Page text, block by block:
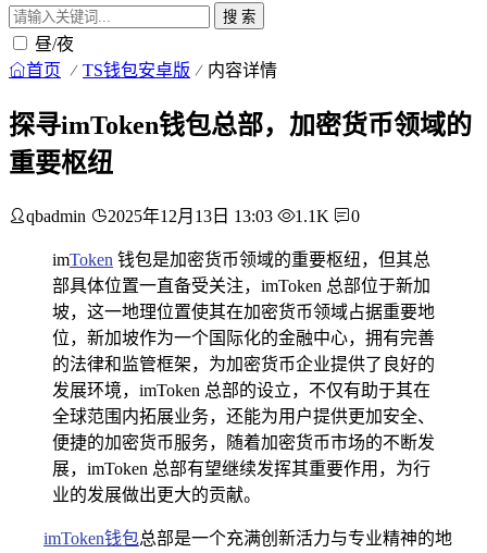
搜 索
昼/夜
首页 TS钱包安卓版 内容详情
探寻imToken钱包总部，加密货币领域的
重要枢纽
qbadmin 2025年12月13日 13:03 1.1K 0
imToken 钱包是加密货币领域的重要枢纽，但其总
部具体位置一直备受关注，imToken 总部位于新加
坡，这一地理位置使其在加密货币领域占据重要地
位，新加坡作为一个国际化的金融中心，拥有完善
的法律和监管框架，为加密货币企业提供了良好的
发展环境，imToken 总部的设立，不仅有助于其在
全球范围内拓展业务，还能为用户提供更加安全、
便捷的加密货币服务，随着加密货币市场的不断发
展，imToken 总部有望继续发挥其重要作用，为行
业的发展做出更大的贡献。
imToken钱包总部是一个充满创新活力与专业精神的地